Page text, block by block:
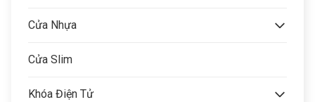
Cửa Nhựa
Cửa Slim
Khóa Điện Tử